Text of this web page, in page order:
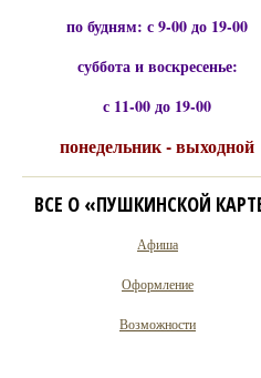
по будням: с 9-00 до 19-00
суббота и воскресенье:
с 11-00 до 19-00
понедельник - выходной
ВСЕ О «ПУШКИНСКОЙ
Афиша
Оформление
Возможности